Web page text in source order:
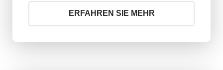
ERFAHREN SIE MEHR